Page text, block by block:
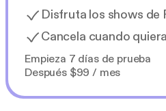
Disfruta los shows de
Cancela cuando
Empieza 7 días de prueba
Después $99 / mes